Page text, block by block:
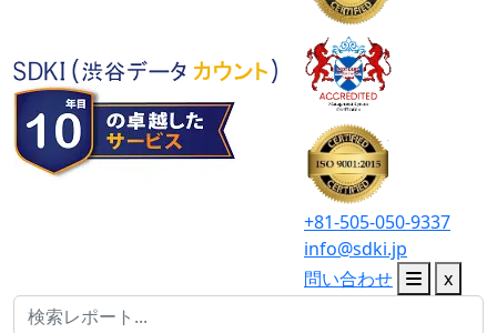
+81-505-050-9337
info@sdki.jp
問い合わせ
x